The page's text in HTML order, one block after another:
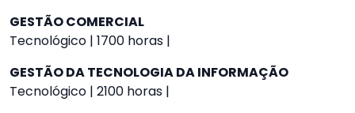
GESTÃO COMERCIAL
Tecnológico | 1700 horas |
GESTÃO DA TECNOLOGIA DA INFORMAÇÃO
Tecnológico | 2100 horas |